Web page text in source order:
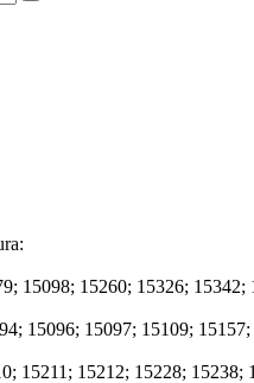
15098; 15260; 15326; 15342;
15096; 15097; 15109;
15211; 15212; 15228; 15238;